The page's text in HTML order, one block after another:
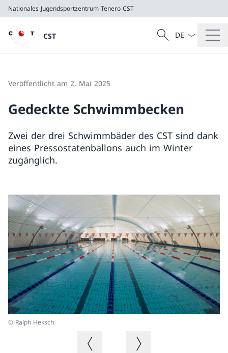
Nationales Jugendsportzentrum Tenero CST
CST
CST
Suche
Suche
Sprach
Veröffentlicht am 2. Mai 2025
Gedeckte Schwimmbecken
Zwei der drei Schwimmbäder des CST sind dank
eines Pressostatenballons auch im Winter
zugänglich.
© Ralph Heksch
Vorheriges BildNächstes Bild